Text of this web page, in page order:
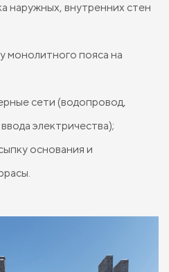
наружных, внутренних стен
монолитного пояса на
сети (водопровод,
электричества);
основания и